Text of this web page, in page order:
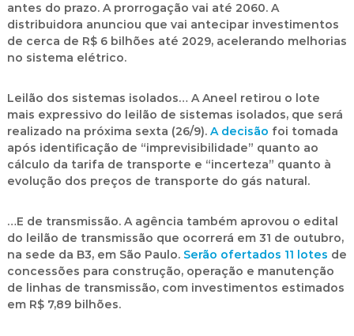
antes do prazo. A prorrogação vai até 2060. A
distribuidora anunciou que vai antecipar investimentos
de cerca de R$ 6 bilhões até 2029, acelerando melhorias
no sistema elétrico.
Leilão dos sistemas isolados… A Aneel retirou o lote
mais expressivo do leilão de sistemas isolados, que será
realizado na próxima sexta (26/9). A decisão foi tomada
após identificação de “imprevisibilidade” quanto ao
cálculo da tarifa de transporte e “incerteza” quanto à
evolução dos preços de transporte do gás natural.
…E de transmissão.A agência também aprovou o edital
do leilão de transmissão que ocorrerá em 31 de outubro,
na sede da B3, em São Paulo. Serão ofertados 11 lotes de
concessões para construção, operação e manutenção
de linhas de transmissão, com investimentos estimados
em R$ 7,89 bilhões.